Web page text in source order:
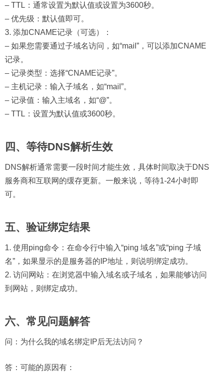
– TTL：通常设置为默认值或设置为3600秒。
– 优先级：默认值即可。
3. 添加CNAME记录（可选）：
– 如果您需要通过子域名访问，如“mail”，可以添加CNAME
记录。
– 记录类型：选择“CNAME记录”。
– 主机记录：输入子域名，如“mail”。
– 记录值：输入主域名，如“@”。
– TTL：设置为默认值或3600秒。
四、等待DNS解析生效
DNS解析通常需要一段时间才能生效，具体时间取决于DNS
服务商和互联网的缓存更新。一般来说，等待1-24小时即
可。
五、验证绑定结果
1. 使用ping命令：在命令行中输入“ping 域名”或“ping 子域
名”，如果显示的是服务器的IP地址，则说明绑定成功。
2. 访问网站：在浏览器中输入域名或子域名，如果能够访问
到网站，则绑定成功。
六、常见问题解答
问： 为什么我的域名绑定IP后无法访问？
答：可能的原因有：